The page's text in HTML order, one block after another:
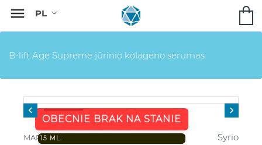

B-lift Age Supreme jūrinio kolageno serumas
OBECNIE BRAK NA STANIE
15 ML.
 
MARKA Syrio